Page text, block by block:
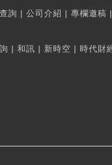
詢 | 公司介紹 | 專欄邀稿 |
| 和訊 | 新時空 | 時代財